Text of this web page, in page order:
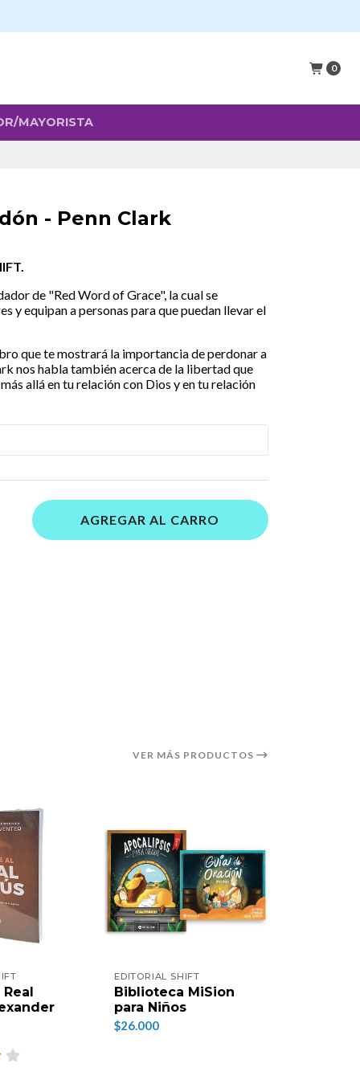
0
MAYORISTA
- Penn Clark
de "Red Word of Grace", la cual se
y equipan a personas para que puedan llevar el
que te mostrará la importancia de perdonar a
nos habla también acerca de la libertad que
allá en tu relación con Dios y en tu relación
AGREGAR AL CARRO
VER MÁS PRODUCTOS
EDITORIAL SHIFT
Biblioteca MiSion
para Niños
$26.000